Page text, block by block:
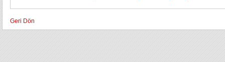
Geri Dön